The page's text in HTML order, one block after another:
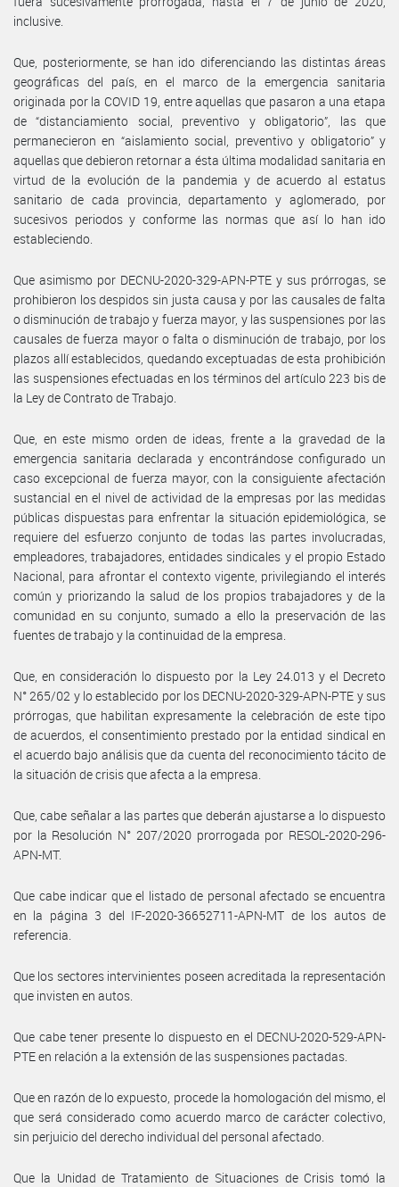
inclusive.
Que, posteriormente, se han ido diferenciando las distintas áreas
geográficas del país, en el marco de la emergencia sanitaria
originada por la COVID 19, entre aquellas que pasaron a una etapa
de “distanciamiento social, preventivo y obligatorio”, las que
permanecieron en “aislamiento social, preventivo y obligatorio” y
aquellas que debieron retornar a ésta última modalidad sanitaria en
virtud de la evolución de la pandemia y de acuerdo al estatus
sanitario de cada provincia, departamento y aglomerado, por
sucesivos periodos y conforme las normas que así lo han ido
estableciendo.
Que asimismo por DECNU-2020-329-APN-PTE y sus prórrogas, se
prohibieron los despidos sin justa causa y por las causales de falta
o disminución de trabajo y fuerza mayor, y las suspensiones por las
causales de fuerza mayor o falta o disminución de trabajo, por los
plazos allí establecidos, quedando exceptuadas de esta prohibición
las suspensiones efectuadas en los términos del artículo 223 bis de
la Ley de Contrato de Trabajo.
Que, en este mismo orden de ideas, frente a la gravedad de la
emergencia sanitaria declarada y encontrándose configurado un
caso excepcional de fuerza mayor, con la consiguiente afectación
sustancial en el nivel de actividad de la empresas por las medidas
públicas dispuestas para enfrentar la situación epidemiológica, se
requiere del esfuerzo conjunto de todas las partes involucradas,
empleadores, trabajadores, entidades sindicales y el propio Estado
Nacional, para afrontar el contexto vigente, privilegiando el interés
común y priorizando la salud de los propios trabajadores y de la
comunidad en su conjunto, sumado a ello la preservación de las
fuentes de trabajo y la continuidad de la empresa.
Que, en consideración lo dispuesto por la Ley 24.013 y el Decreto
N° 265/02 y lo establecido por los DECNU-2020-329-APN-PTE y sus
prórrogas, que habilitan expresamente la celebración de este tipo
de acuerdos, el consentimiento prestado por la entidad sindical en
el acuerdo bajo análisis que da cuenta del reconocimiento tácito de
la situación de crisis que afecta a la empresa.
Que, cabe señalar a las partes que deberán ajustarse a lo dispuesto
por la Resolución N° 207/2020 prorrogada por RESOL-2020-296-
APN-MT.
Que cabe indicar que el listado de personal afectado se encuentra
en la página 3 del IF-2020-36652711-APN-MT de los autos de
referencia.
Que los sectores intervinientes poseen acreditada la representación
que invisten en autos.
Que cabe tener presente lo dispuesto en el DECNU-2020-529-APN-
PTE en relación a la extensión de las suspensiones pactadas.
Que en razón de lo expuesto, procede la homologación del mismo, el
que será considerado como acuerdo marco de carácter colectivo,
sin perjuicio del derecho individual del personal afectado.
Que la Unidad de Tratamiento de Situaciones de Crisis tomó la